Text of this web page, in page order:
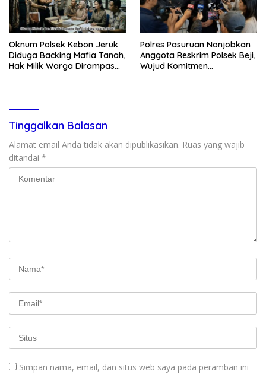
Oknum Polsek Kebon Jeruk
Diduga Backing Mafia Tanah,
Hak Milik Warga Dirampas
Polres Pasuruan Nonjobkan
Anggota Reskrim Polsek Beji,
Wujud Komitmen
Tinggalkan Balasan
Alamat email Anda tidak akan dipublikasikan. Ruas yang wajib
ditandai *
Simpan nama, email, dan situs web saya pada peramban ini